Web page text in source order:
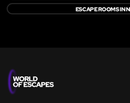
ESCAPE ROOMS IN